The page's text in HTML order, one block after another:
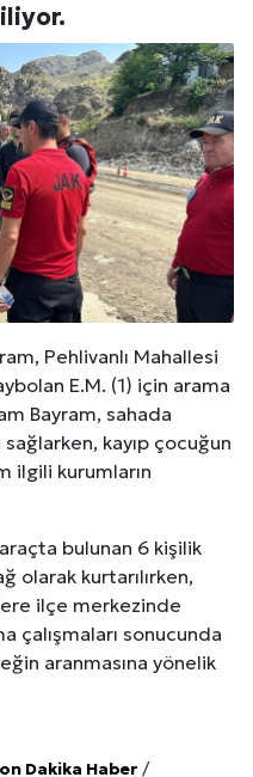
Pehlivanlı Mahallesi
E.M. (1) için arama
Bayram, sahada
kayıp çocuğun
ilgili kurumların
bulunan 6 kişilik
olarak kurtarılırken,
ilçe merkezinde
çalışmaları sonucunda
aranmasına yönelik
Dakika Haber /